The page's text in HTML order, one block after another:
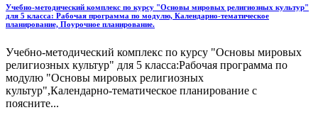
Учебно-методический комплекс по курсу "Основы мировых религиозных культур"
для 5 класса: Рабочая программа по модулю, Календарно-тематическое
планирование, Поурочное планирование.
Учебно-методический комплекс по курсу "Основы мировых
религиозных культур" для 5 класса:Рабочая программа по
модулю "Основы мировых религиозных
культур",Календарно-тематическое планирование с
поясните...